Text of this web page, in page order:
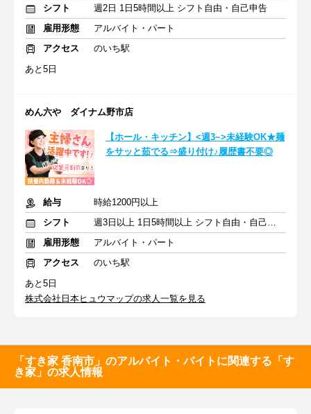
シフト
週2日 1日5時間以上 シフト自由・自己申告
雇用形態
アルバイト・パート
アクセス
のいち駅
あと5日
めん六や ダイナム野市店
【ホール・キッチン】<週3~>未経験OK★麺
をサッと茹でる⇒盛り付け♪履歴書不要◎
給与
時給1200円以上
シフト
週3日以上 1日5時間以上 シフト自由・自己申告
雇用形態
アルバイト・パート
アクセス
のいち駅
あと5日
株式会社日本ヒュウマップの求人一覧を見る
「すき家 香南市」のアルバイト・バイトに関連する「す
き家」の求人情報